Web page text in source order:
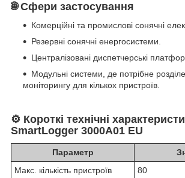
🌐Сфери застосування
Комерційні та промислові сонячні
Резервні сонячні енергосистеми.
Централізовані диспетчерські
Модульні системи, де потрібне
моніторингу для кількох пристроїв.
⚙️ Короткі технічні
SmartLogger 3000A01 EU
Параметр
Макс. кількість пристроїв
80